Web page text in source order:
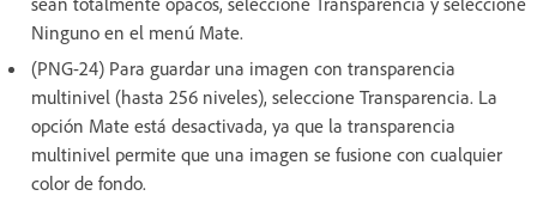
Ninguno en el menú Mate.
(PNG-24) Para guardar una imagen con transparencia
multinivel (hasta 256 niveles), seleccione Transparencia. La
opción Mate está desactivada, ya que la transparencia
multinivel permite que una imagen se fusione con cualquier
color de fondo.